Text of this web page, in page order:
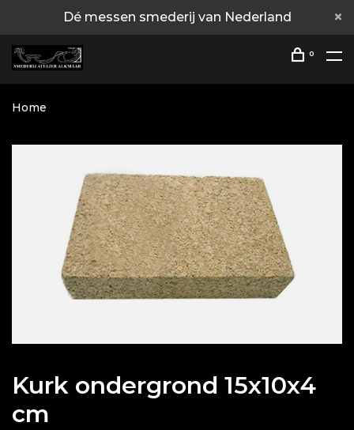
Dé messen smederij van Nederland
0
Home
Kurk ondergrond 15x10x4
cm